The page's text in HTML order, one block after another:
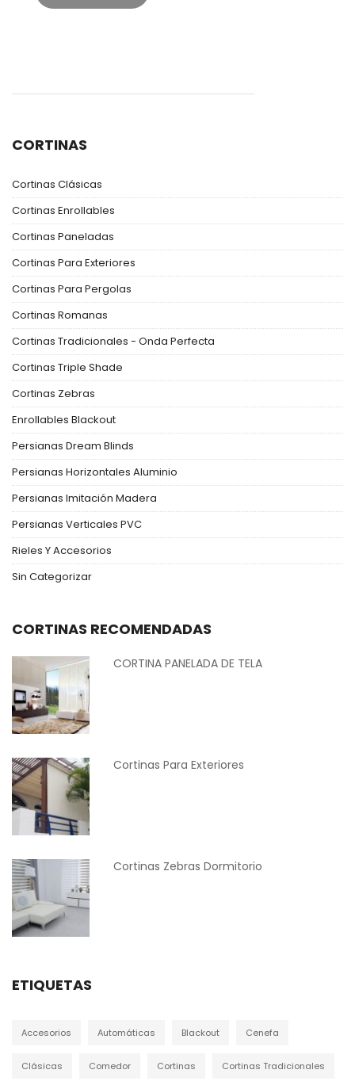
CORTINAS
Cortinas Clásicas
Cortinas Enrollables
Cortinas Paneladas
Cortinas Para Exteriores
Cortinas Para Pergolas
Cortinas Romanas
Cortinas Tradicionales - Onda Perfecta
Cortinas Triple Shade
Cortinas Zebras
Enrollables Blackout
Persianas Dream Blinds
Persianas Horizontales Aluminio
Persianas Imitación Madera
Persianas Verticales PVC
Rieles Y Accesorios
Sin Categorizar
CORTINAS RECOMENDADAS
CORTINA PANELADA DE TELA
Cortinas Para Exteriores
Cortinas Zebras Dormitorio
ETIQUETAS
Accesorios Automáticas Blackout Cenefa
Clásicas Comedor Cortinas Cortinas Tradicionales